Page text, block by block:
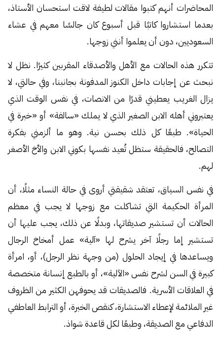
المحاضرات أنهم كتبوا مقالات لطيفة لاقت استحسان الأستاذ،
بعدما استشاروا كاتبًا قبل أسبوع كان جالسًا معهم في عشاء
السعوديين، دون أن يعلموا أنني زوجها.
تتكرر هذه الحالات مع الأهل والأصدقاء المقربين كثيرًا. نظل لا
نبحث عن إجابات داخل الكنوز المدفونة بجانبنا، وفي حالتي، لا
يزال الغريب يعطيني قدرًا من الانصات، في نفس الوقت الذي
يعتبروني أهله الابن الصغير الذي لا يملك «سالفة» أو «خبرة في
الحياة». طبعًا كل ذلك بحسن نية. وهو ما ألزمني بفكرة
التصالح، فالحقيقة ستظل تُعيد نفسها بكوني الابن والأخ الأصغر
لهم.
في نفس السياق، تعتقد شقيقتي أروى في حالة النساء مثلًا، أن
المرأة الحكيمة التي تشاكلت مع زوجها لا يجب في معظم
الحالات أن تستشير صديقاتها، وبدلًا عن ذلك، يجب عليها أن
تستشير إما رجلًا آخر يشرح لها «آلية» عمل أمخاخ الرجال
ويساعدها في إيجاد الحلول (من وجهة نظر الرجل)، أو، امرأة
كبيرة في السن لشرح نفس «الآلية»، أو بالطبع إنسانة متخصصة
في العلاقات الأسرية. فالصديقات قد يحوفهن الكثير من الظروف
غير الملائمة لإعطاء الاستشارة، كنقص الخبرة، أو الترابط العاطفي
الدفاعي مع الصديقة، وطبعًا لكل قاعدة شواذ.